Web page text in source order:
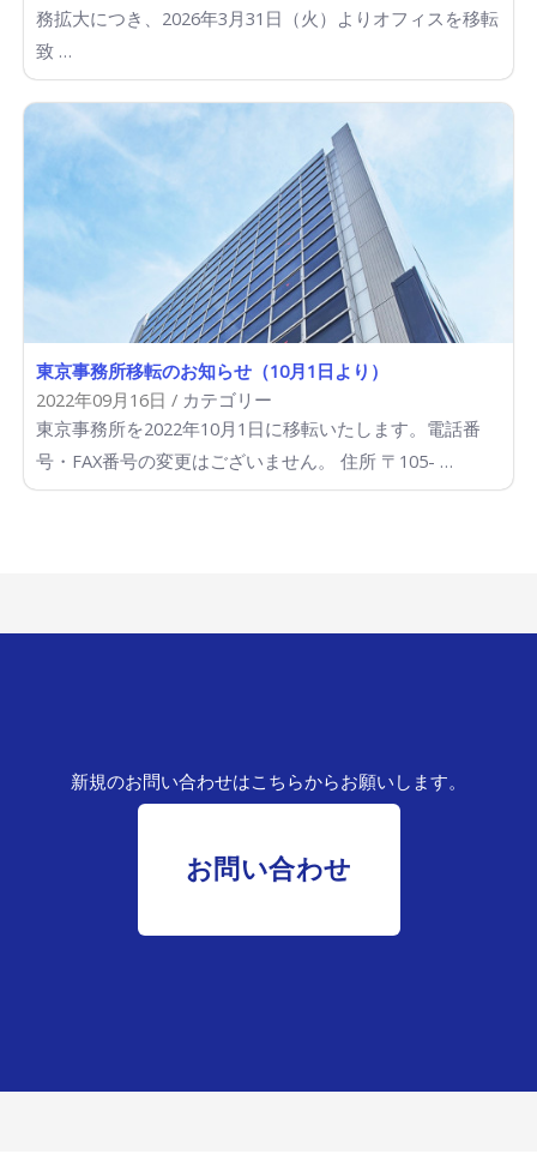
務拡大につき、2026年3月31日（火）よりオフィスを移転
致 …
東京事務所移転のお知らせ（10月1日より）
2022年09月16日 / カテゴリー
東京事務所を2022年10月1日に移転いたします。電話番
号・FAX番号の変更はございません。 住所 〒105- …
新規のお問い合わせはこちらからお願いします。
お問い合わせ